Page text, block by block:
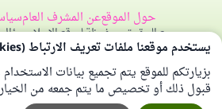
حول الموقععن المشرف العام
جميع الحقوق محفوظة لموقع الإسلام سؤال وجواب
يستخدم موقعنا ملفات تعريف الارتباط (Cookies)
بزيارتكم للموقع يتم تجميع بيانات
قبول ذلك أو تخصيص ما يتم جمعه من